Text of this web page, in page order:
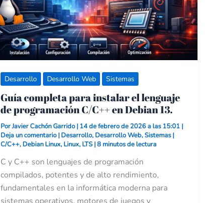
Desarrollo Desarrollo Web Sistemas
Guía completa para instalar el lenguaje
de programación C/C++ en Debian 13.
PorJavier Cachón Garrido| 14 de febrero de 2026 a las 15:01 |
Deja un comentario | Desarrollo, Desarrollo Web,Sistemas|
C/C++, Debian Linux, Linux, LTS|8 minutos de lectura
C y C++ son lenguajes de programación
compilados, potentes y de alto rendimiento,
fundamentales en la informática moderna para
Debian
13.